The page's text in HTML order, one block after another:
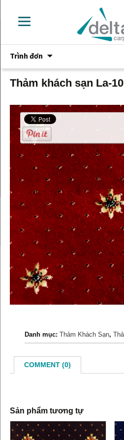
Trình đơn
phần
nội
dung
Thảm khách sạn La-
Danh mục: Thảm Khách Sạn,
COMMENT (0)
Sản phẩm tương tự